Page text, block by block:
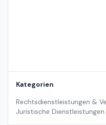
Kategorien
Rechtsdienstleistungen &
Juristische Dienstleistungen